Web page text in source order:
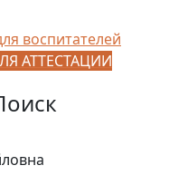
воспитателей
АТТЕСТАЦИИ